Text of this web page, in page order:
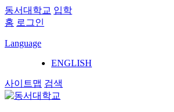
동서대학교 입학
홈 로그인
Language
ENGLISH
사이트맵 검색